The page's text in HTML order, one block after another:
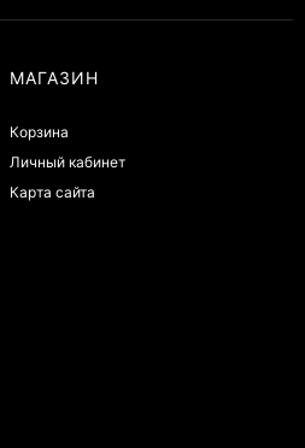
МАГАЗИН
Корзина
Личный кабинет
Карта сайта